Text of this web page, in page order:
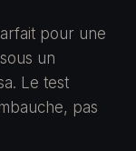
pour une
un
Le test
pas